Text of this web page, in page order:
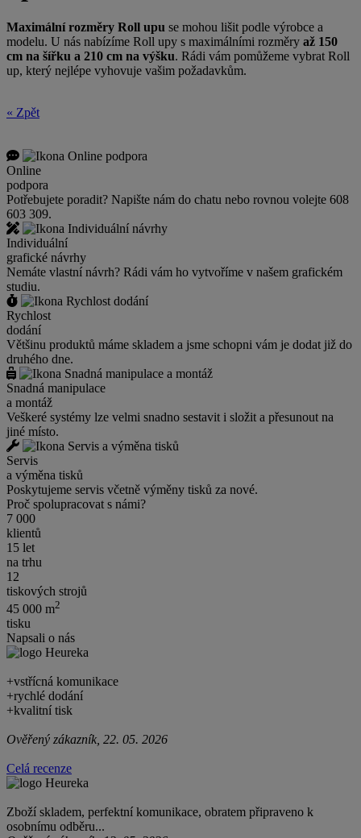
Maximální rozměry Roll upu se mohou lišit podle výrobce a
modelu. U nás nabízíme Roll upy s maximálními rozměry až 150
cm na šířku a 210 cm na výšku. Rádi vám pomůžeme vybrat Roll
up, který nejlépe vyhovuje vašim požadavkům.
« Zpět
Online
podpora
Potřebujete poradit? Napište nám do chatu nebo rovnou volejte 608
603 309.
Individuální
grafické návrhy
Nemáte vlastní návrh? Rádi vám ho vytvoříme v našem grafickém
studiu.
Rychlost
dodání
Většinu produktů máme skladem a jsme schopni vám je dodat již do
druhého dne.
Snadná manipulace
a montáž
Veškeré systémy lze velmi snadno sestavit i složit a přesunout na
jiné místo.
Servis
a výměna tisků
Poskytujeme servis včetně výměny tisků za nové.
Proč spolupracovat s námi?
7 000
klientů
15 let
na trhu
12
tiskových strojů
45 000 m2
tisku
Napsali o nás
+vstřícná komunikace
+rychlé dodání
+kvalitní tisk
Ověřený zákazník, 22. 05. 2026
Celá recenze
Zboží skladem, perfektní komunikace, obratem připraveno k
osobnímu odběru...